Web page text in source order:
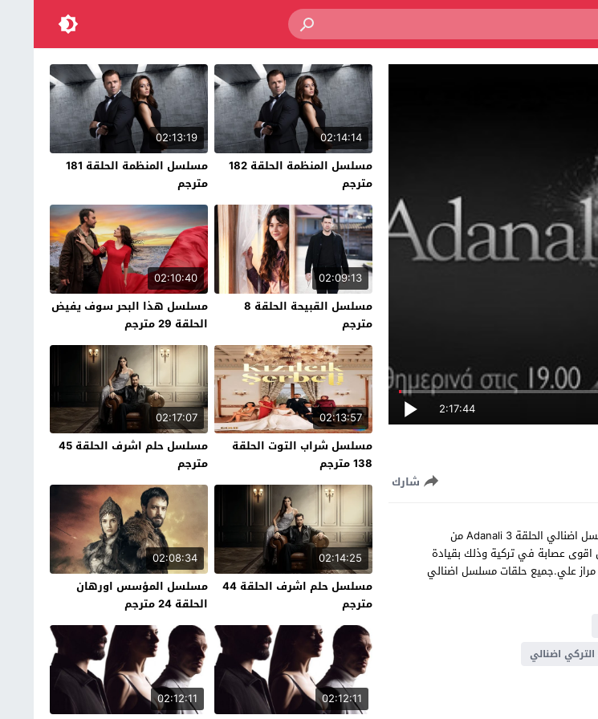
2:17:44
شارك
شاهد مسلسل اضنالي الحلقة 3 مترجم للعربية مسلسل تركي دراما و اكشن و كوميديا مسلسل اضنالي الحلقة 3 Adanali من
اقوى عصابة في تركية وذلك بقيادة
علي.جميع حلقات مسلسل اضنالي
اضنالي
02:14:14
مسلسل المنظمة الحلقة 182
مترجم
02:13:19
مسلسل المنظمة الحلقة 181
مترجم
02:09:13
مسلسل القبيحة الحلقة 8
مترجم
02:10:40
مسلسل هذا البحر سوف يفيض
الحلقة 29 مترجم
02:13:57
مسلسل شراب التوت الحلقة
138 مترجم
02:17:07
مسلسل حلم اشرف الحلقة 45
مترجم
02:14:25
مسلسل حلم اشرف الحلقة 44
مترجم
02:08:34
مسلسل المؤسس اورهان
الحلقة 24 مترجم
02:12:11
02:12:11